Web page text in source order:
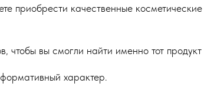
приобрести качественные
вы смогли найти именно тот
характер.